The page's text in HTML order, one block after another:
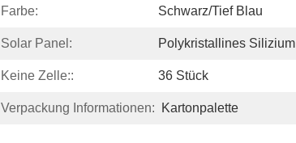
Farbe: Schwarz/tief Blau
Solar Panel: Polykristallines Silizium
Keine Zelle:: 36 Stück
Verpackung Informationen: Kartonpalette